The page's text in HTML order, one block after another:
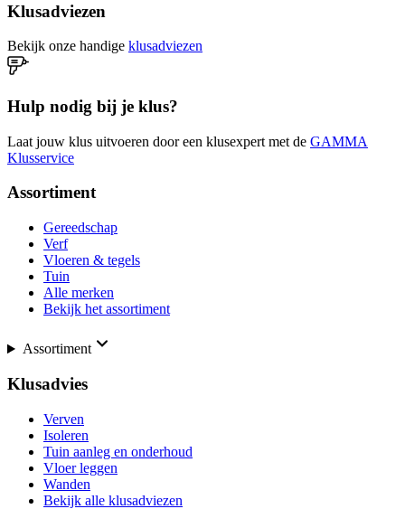
Klusadviezen
Bekijk onze handige klusadviezen
Hulp nodig bij je klus?
Laat jouw klus uitvoeren door een klusexpert met de GAMMA
Klusservice
Assortiment
Gereedschap
Verf
Vloeren & tegels
Tuin
Alle merken
Bekijk het assortiment
Assortiment
Klusadvies
Verven
Isoleren
Tuin aanleg en onderhoud
Vloer leggen
Wanden
Bekijk alle klusadviezen